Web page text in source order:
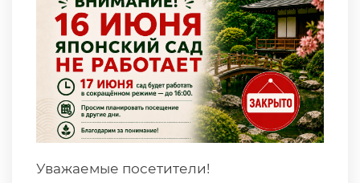
Уважаемые посетители!